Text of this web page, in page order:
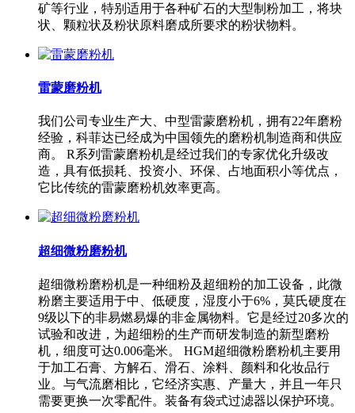
矿等行业，特别适用于各种矿石的大型制粉加工，将块
状、颗粒状及粉状原料磨成所要求的粉状物料。
雷蒙磨粉机
我们公司专业生产大、中型雷蒙磨粉机，拥有22年磨粉
经验，科菲达已经成为中国领先的磨粉机制造商和供应
商。 R系列雷蒙磨粉机是经过我们的专家优化升级改
造，具有低损耗、投资小、环保、占地面积小等优点，
它比传统的雷蒙磨粉机效率更高。
超细微粉磨粉机
超细微粉磨粉机是一种细粉及超细粉的加工设备，此微
粉磨主要适用于中、低硬度，湿度小于6%，莫氏硬度在
9级以下的非易燃易爆的非金属物料。它是经过20多次的
试验和改进，为超细粉的生产而研发制造的新型磨粉
机，细度可达0.006毫米。 HGM超细微粉磨粉机主要用
于加工石膏、方解石、滑石、涂料、颜料和化妆品行
业。与气流磨相比，它经济实惠、产量大，并且一年只
需要更换一次零配件。装备有袋式过滤器以保护环境。